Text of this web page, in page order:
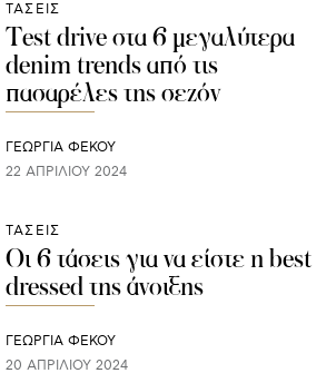
ΤΑΣΕΙΣ
Test drive στα 6 μεγαλύτερα
denim trends από τις
πασαρέλες της σεζόν
ΓΕΩΡΓΙΑ ΦΕΚΟΥ
22 ΑΠΡΙΛΊΟΥ 2024
ΤΑΣΕΙΣ
Οι 6 τάσεις για να είστε η best
dressed της άνοιξης
ΓΕΩΡΓΙΑ ΦΕΚΟΥ
20 ΑΠΡΙΛΊΟΥ 2024